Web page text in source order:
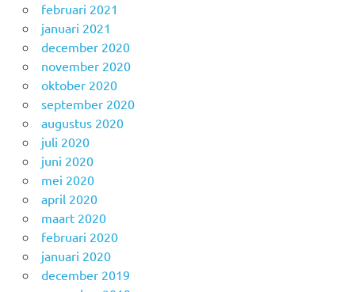
februari 2021
januari 2021
december 2020
november 2020
oktober 2020
september 2020
augustus 2020
juli 2020
juni 2020
mei 2020
april 2020
maart 2020
februari 2020
januari 2020
december 2019